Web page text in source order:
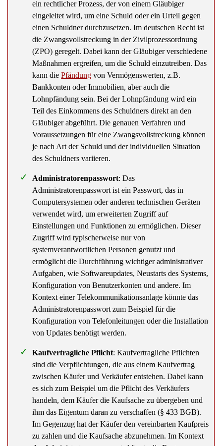
eingeleitet wird, um eine Schuld oder ein Urteil gegen
einen Schuldner durchzusetzen. Im deutschen Recht ist
die Zwangsvollstreckung in der Zivilprozessordnung
(ZPO) geregelt. Dabei kann der Gläubiger verschiedene
Maßnahmen ergreifen, um die Schuld einzutreiben. Das
kann diePfändungvon Vermögenswerten, z.B.
Bankkonten oder Immobilien, aber auch die
Lohnpfändung sein. Bei der Lohnpfändung wird ein
Teil des Einkommens des Schuldners direkt an den
Gläubiger abgeführt. Die genauen Verfahren und
Voraussetzungen für eine Zwangsvollstreckung können
je nach Art der Schuld und der individuellen Situation
des Schuldners variieren.
Administratorenpasswort ist ein Passwort, das in
Computersystemen oder anderen technischen Geräten
verwendet wird, um erweiterten Zugriff auf
Einstellungen und Funktionen zu ermöglichen. Dieser
Zugriff wird typischerweise nur von
systemverantwortlichen Personen genutzt und
ermöglicht die Durchführung wichtiger administrativer
Aufgaben, wie Softwareupdates, Neustarts des Systems,
Konfiguration von Benutzerkonten und andere. Im
Kontext einer Telekommunikationsanlage könnte das
Administratorenpasswort zum Beispiel für die
Konfiguration von Telefonleitungen oder die Installation
von Updates benötigt werden.
sind die Verpflichtungen, die aus einem Kaufvertrag
zwischen Käufer und Verkäufer entstehen. Dabei kann
es sich zum Beispiel um die Pflicht des Verkäufers
handeln, dem Käufer die Kaufsache zu übergeben und
ihm das Eigentum daran zu verschaffen (§ 433 BGB).
Im Gegenzug hat der Käufer den vereinbarten Kaufpreis
zu zahlen und die Kaufsache abzunehmen. Im Kontext
des Administratorenpassworts könnte die Frage